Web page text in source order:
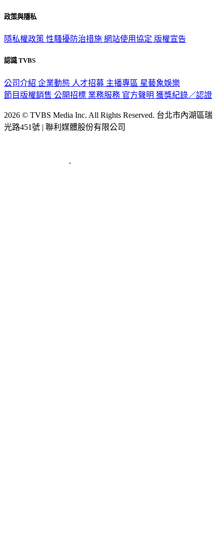
政策與隱私
隱私權政策 性騷擾防治措施 網站使用協定 版權宣告
認識 TVBS
公司介紹 企業動態 人才招募 主播專區 星藝象娛樂
節目版權銷售 公開招標 業務服務 官方聲明 獲獎紀錄／認證
2026 © TVBS Media Inc. All Rights Reserved. 台北市內湖區瑞
光路451號 | 聯利媒體股份有限公司